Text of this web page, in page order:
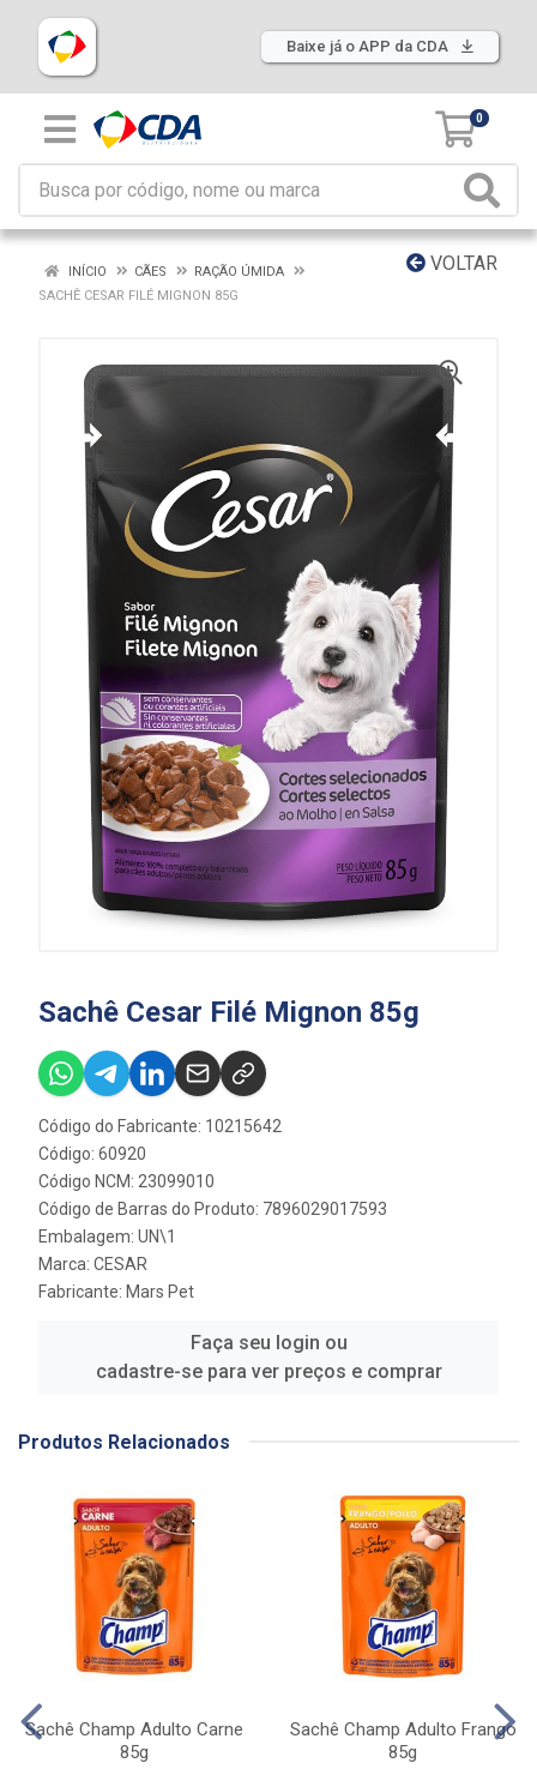
Baixe já o APP da CDA
0
VOLTAR
INÍCIO CÃES
RAÇÃO ÚMIDA
SACHÊ CESAR FILÉ MIGNON 85G
Sachê Cesar Filé Mignon 85g
Código do Fabricante: 10215642
Código: 60920
Código NCM: 23099010
Código de Barras do Produto: 7896029017593
Embalagem: UN\1
Marca: CESAR
Fabricante: Mars Pet
Faça seu login ou
cadastre-se para ver preços e comprar
Produtos Relacionados
Sachê Champ Adulto Carne
85g
Sachê Champ Adulto Frango
85g